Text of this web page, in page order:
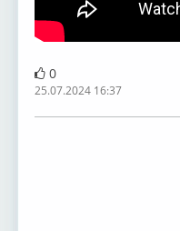
0
25.07.2024 16:37